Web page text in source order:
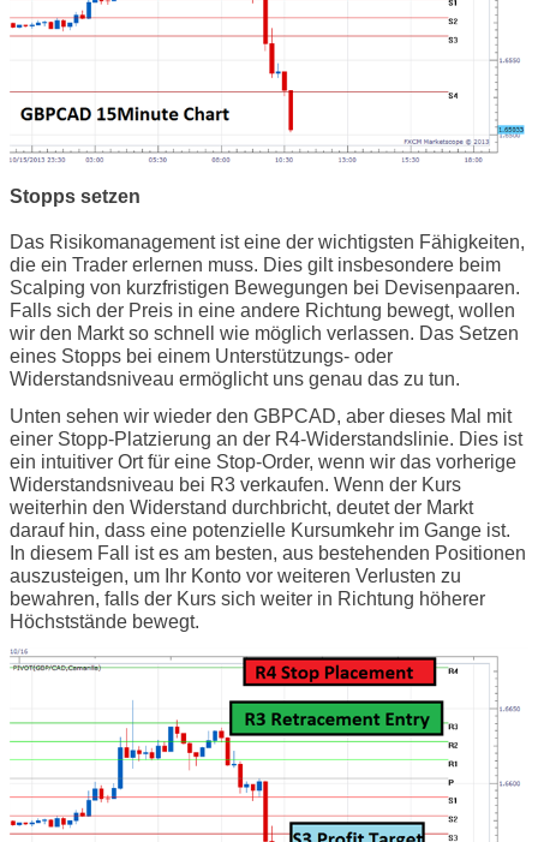
Stopps setzen
Das Risikomanagement ist eine der wichtigsten Fähigkeiten,
die ein Trader erlernen muss. Dies gilt insbesondere beim
Scalping von kurzfristigen Bewegungen bei Devisenpaaren.
Falls sich der Preis in eine andere Richtung bewegt, wollen
wir den Markt so schnell wie möglich verlassen. Das Setzen
eines Stopps bei einem Unterstützungs- oder
Widerstandsniveau ermöglicht uns genau das zu tun.
Unten sehen wir wieder den GBPCAD, aber dieses Mal mit
einer Stopp-Platzierung an der R4-Widerstandslinie. Dies ist
ein intuitiver Ort für eine Stop-Order, wenn wir das vorherige
Widerstandsniveau bei R3 verkaufen. Wenn der Kurs
weiterhin den Widerstand durchbricht, deutet der Markt
darauf hin, dass eine potenzielle Kursumkehr im Gange ist.
In diesem Fall ist es am besten, aus bestehenden Positionen
auszusteigen, um Ihr Konto vor weiteren Verlusten zu
bewahren, falls der Kurs sich weiter in Richtung höherer
Höchststände bewegt.